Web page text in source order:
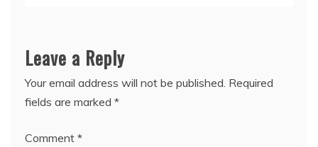
Leave a Reply
Your email address will not be published. Required
fields are marked *
Comment *